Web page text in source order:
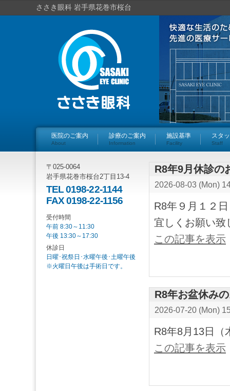
ささき眼科 岩手県花巻市桜台
医院のご案内
About
診療のご案内
Information
施設基準
Facility
スタ
Staff
R8年9月休診の
2026-08-03 (Mon)
R8年９月１２
宜しくお願い致
この記事を表示
R8年お盆休み
2026-07-20 (Mon)
R8年8月13日（
この記事を表示
〒025-0064
岩手県花巻市桜台2丁目13-4
TEL 0198-22-1144
FAX 0198-22-1156
受付時間
午前 8:30～11:30
午後 13:30～17:30
休診日
日曜･祝祭日･水曜午後･土曜午後
※火曜日午後は手術日です。